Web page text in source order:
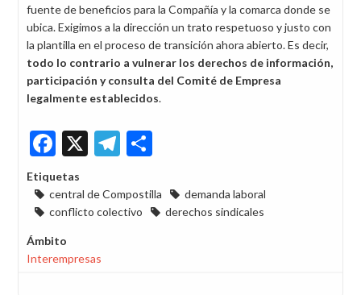
fuente de beneficios para la Compañía y la comarca donde se
ubica. Exigimos a la dirección un trato respetuoso y justo con
la plantilla en el proceso de transición ahora abierto. Es decir,
todo lo contrario a vulnerar los derechos de información,
participación y consulta del Comité de Empresa
legalmente establecidos.
Facebook
X Telegram
Etiquetas
central de Compostilla
demanda laboral
conflicto colectivo
derechos sindicales
Ámbito
Interempresas